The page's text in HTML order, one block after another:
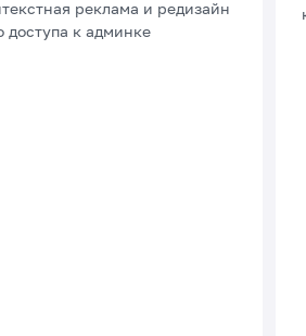
реклама и редизайн
доступа к админке